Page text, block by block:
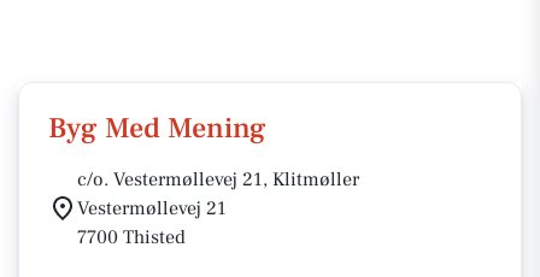
Byg Med Mening
c/o. Vestermøllevej 21, Klitmøller
Vestermøllevej 21
7700 Thisted